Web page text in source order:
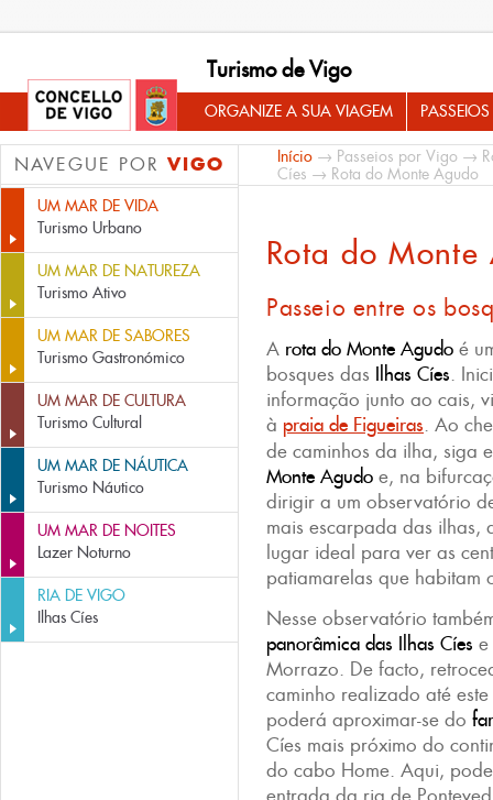
Turismo de Vigo
ORGANIZE A SUA VIAGEM
NAVEGUE POR VIGO
UM MAR DE VIDA
Turismo Urbano
UM MAR DE NATUREZA
Turismo Ativo
UM MAR DE SABORES
Turismo Gastronómico
UM MAR DE CULTURA
Turismo Cultural
UM MAR DE NÁUTICA
Turismo Náutico
UM MAR DE NOITES
Lazer Noturno
RIA DE VIGO
Ilhas Cíes
Início → Passeios por Vigo →
Cíes → Rota do Monte Agudo
Rota do Monte
Passeio entre os
A rota do Monte Agudo é
bosques das Ilhas Cíes.
informação junto ao cais,
à praia de Figueiras. Ao
de caminhos da ilha, siga
Monte Agudo e, na
dirigir a um observatório
mais escarpada das
lugar ideal para ver as
patiamarelas que habitam
Nesse observatório
panorâmica das Ilhas Cíes
Morrazo. De facto,
caminho realizado até
poderá aproximar-se do
Cíes mais próximo do
do cabo Home. Aqui,